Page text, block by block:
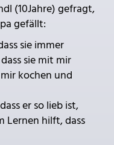
(10Jahre) gefragt,
gefällt:
sie immer
sie mit mir
kochen und
dass er so lieb ist,
Lernen hilft, dass